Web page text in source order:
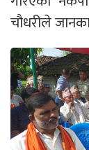
चौधरीले